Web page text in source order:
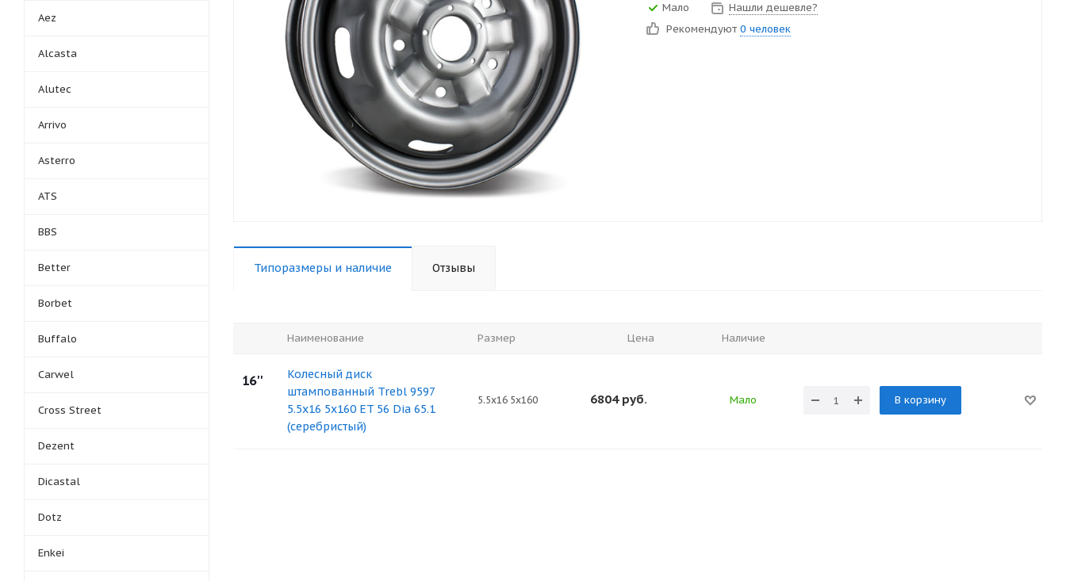
Мало
Нашли дешевле?
Рекомендуют 0 человек
Типоразмеры и наличие Отзывы
Наименование Размер Цена Наличие
16''
Колесный диск
штампованный Trebl 9597
5.5x16 5x160 ET 56 Dia 65.1
(серебристый)
5.5x16 5x160 6804руб. Мало В корзину
Aez
Alcasta
Alutec
Arrivo
Asterro
ATS
BBS
Better
Borbet
Buffalo
Carwel
Cross Street
Dezent
Dicastal
Dotz
Enkei